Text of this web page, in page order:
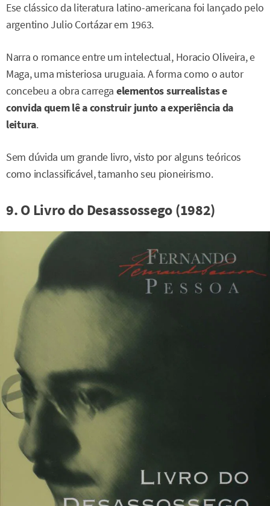
Ese clássico da literatura latino-americana foi lançado pelo
argentino Julio Cortázar em 1963.
Narra o romance entre um intelectual, Horacio Oliveira, e
Maga, uma misteriosa uruguaia. A forma como o autor
concebeu a obra carrega elementos surrealistas e
convida quem lê a construir junto a experiência da
leitura.
Sem dúvida um grande livro, visto por alguns teóricos
como inclassificável, tamanho seu pioneirismo.
9. O Livro do Desassossego (1982)